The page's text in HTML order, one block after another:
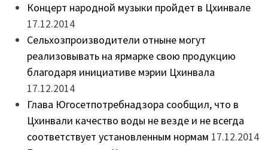
Концерт народной музыки пройдет в Цхинвале
17.12.2014
Сельхозпроизводители отныне могут
реализовывать на ярмарке свою продукцию
благодаря инициативе мэрии Цхинвала
17.12.2014
Глава Югосетпотребнадзора сообщил, что в
Цхинвали качество воды не везде и не всегда
соответствует установленным нормам 17.12.2014